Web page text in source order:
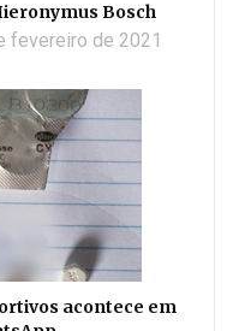
Bosch
fevereiro de 2021
acontece em